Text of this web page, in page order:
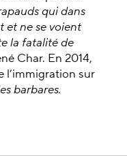
qui dans
et ne se voient
la fatalité de
Char. En 2014,
l’immigration sur
barbares.